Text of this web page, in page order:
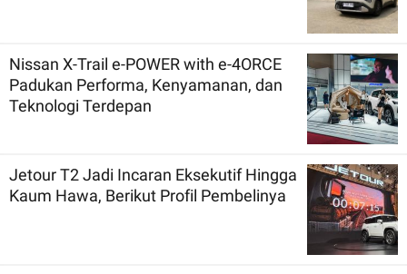
Nissan X-Trail e-POWER with e-4ORCE
Padukan Performa, Kenyamanan, dan
Teknologi Terdepan
Jetour T2 Jadi Incaran Eksekutif Hingga
Kaum Hawa, Berikut Profil Pembelinya